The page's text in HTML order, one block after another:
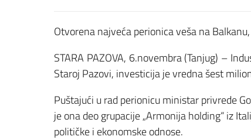
Otvorena najveća perionica veša na
STARA PAZOVA, 6.novembra (Tanjug) –
Staroj Pazovi, investicija je vredna šest
Puštajući u rad perionicu ministar privrede
je ona deo grupacije „Armonija holding“ iz
političke i ekonomske odnose.